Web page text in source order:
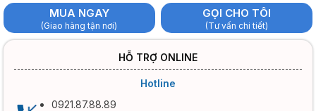
MUA NGAY
(Giao hàng tận nơi)
GỌI CHO TÔI
(Tư vấn chi tiết)
HỖ TRỢ ONLINE
Hotline
0921.87.88.89